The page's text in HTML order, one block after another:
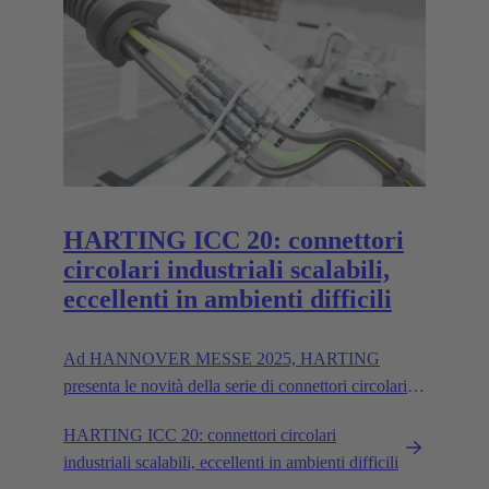
HARTING ICC 20: connettori
circolari industriali scalabili,
eccellenti in ambienti difficili
Ad HANNOVER MESSE 2025, HARTING
presenta le novità della serie di connettori circolari
unipolari fino a 400 A/600V.
HARTING ICC 20: connettori circolari
industriali scalabili, eccellenti in ambienti difficili